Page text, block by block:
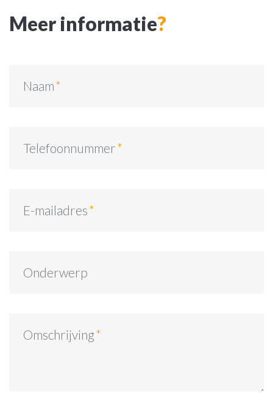
Meer informatie?
Naam
Telefoonnummer
E-mailadres
Onderwerp
Omschrijving